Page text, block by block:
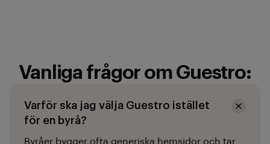
Vanliga frågor om Guestro:
Varför ska jag välja Guestro istället
för en byrå?
Byråer bygger ofta generiska hemsidor och tar